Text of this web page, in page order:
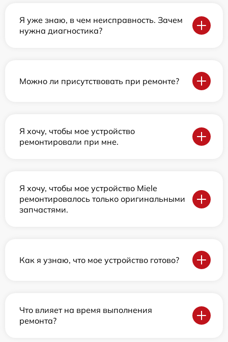
Я уже знаю, в чем неисправность. Зачем
нужна диагностика?
Можно ли присутствовать при ремонте?
Я хочу, чтобы мое устройство
ремонтировали при мне.
Я хочу, чтобы мое устройство Miele
ремонтировалось только оригинальными
запчастями.
Как я узнаю, что мое устройство готово?
Что влияет на время выполнения
ремонта?